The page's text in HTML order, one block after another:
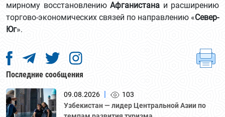
мирному восстановлению Афганистана и расширению
торгово-экономических связей по направлению «Север-
Юг».
Последние сообщения
09.08.2026 |
103
Узбекистан — лидер Центральной Азии по